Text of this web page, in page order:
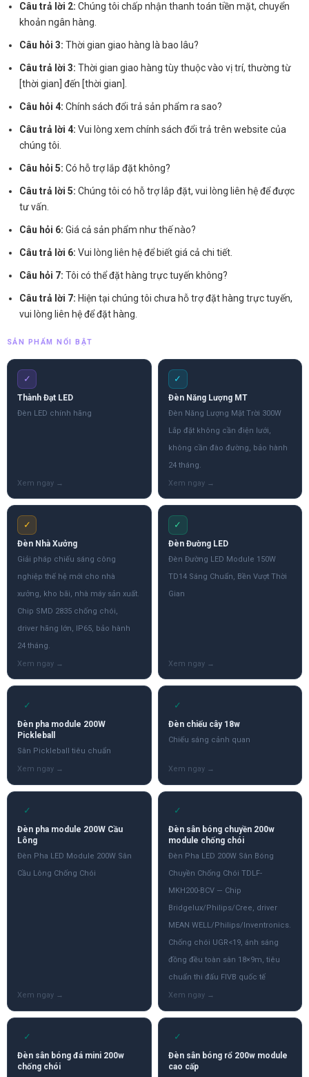
Câu trả lời 2: Chúng tôi chấp nhận thanh toán tiền mặt, chuyển
khoản ngân hàng.
Câu hỏi 3: Thời gian giao hàng là bao lâu?
Câu trả lời 3: Thời gian giao hàng tùy thuộc vào vị trí, thường từ
[thời gian] đến [thời gian].
Câu hỏi 4: Chính sách đổi trả sản phẩm ra sao?
Câu trả lời 4: Vui lòng xem chính sách đổi trả trên website của
chúng tôi.
Câu hỏi 5: Có hỗ trợ lắp đặt không?
Câu trả lời 5: Chúng tôi có hỗ trợ lắp đặt, vui lòng liên hệ để được
tư vấn.
Câu hỏi 6: Giá cả sản phẩm như thế nào?
Câu trả lời 6: Vui lòng liên hệ để biết giá cả chi tiết.
Câu hỏi 7: Tôi có thể đặt hàng trực tuyến không?
Câu trả lời 7: Hiện tại chúng tôi chưa hỗ trợ đặt hàng trực tuyến,
vui lòng liên hệ để đặt hàng.
SẢN PHẨM NỔI BẬT
✓
Thành Đạt LED
Đèn LED chính hãng
✓
Đèn Năng Lượng MT
Đèn Năng Lượng Mặt Trời 300W
Lắp đặt không cần điện lưới,
không cần đào đường, bảo hành
24 tháng.
✓
Đèn Nhà Xưởng
Giải pháp chiếu sáng công
nghiệp thế hệ mới cho nhà
xưởng, kho bãi, nhà máy sản xuất.
Chip SMD 2835 chống chói,
driver hãng lớn, IP65, bảo hành
24 tháng.
✓
Đèn Đường LED
Đèn Đường LED Module 150W
TD14 Sáng Chuẩn, Bền Vượt Thời
Gian
✓
Đèn pha module 200W
Pickleball
Sân Pickleball tiêu chuẩn
✓
Đèn chiếu cây 18w
Chiếu sáng cảnh quan
✓
Đèn pha module 200W Cầu
Lông
Đèn Pha LED Module 200W Sân
Cầu Lông Chống Chói
✓
Đèn sân bóng chuyền 200w
module chống chói
Đèn Pha LED 200W Sân Bóng
Chuyền Chống Chói TDLF-
MKH200-BCV — Chip
Bridgelux/Philips/Cree, driver
MEAN WELL/Philips/Inventronics.
Chống chói UGR<19, ánh sáng
đồng đều toàn sân 18×9m, tiêu
chuẩn thi đấu FIVB quốc tế
✓
Đèn sân bóng đá mini 200w
chống chói
✓
Đèn sân bóng rổ 200w module
cao cấp